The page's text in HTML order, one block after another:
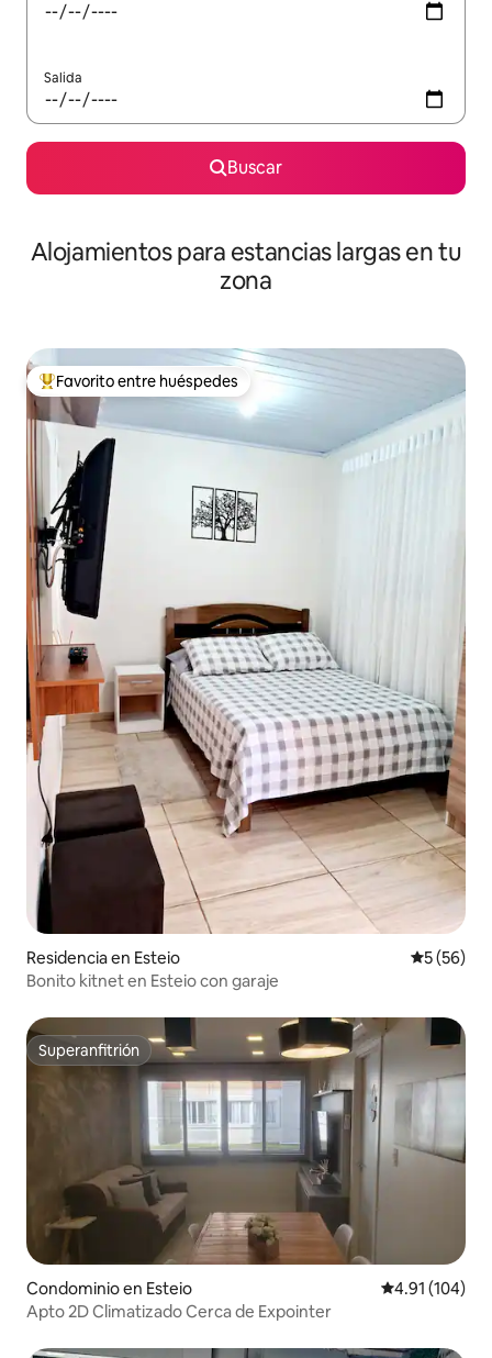
Salida
Buscar
Alojamientos para estancias largas en tu
zona
De los mejores en Favorito entre huéspedes
Favorito entre huéspedes
Residencia en Esteio
5 (56)
Bonito kitnet en Esteio con garaje
Superanfitrión
Superanfitrión
Condominio en Esteio Calificación
4.91 (104)
Apto 2D Climatizado Cerca de Expointer